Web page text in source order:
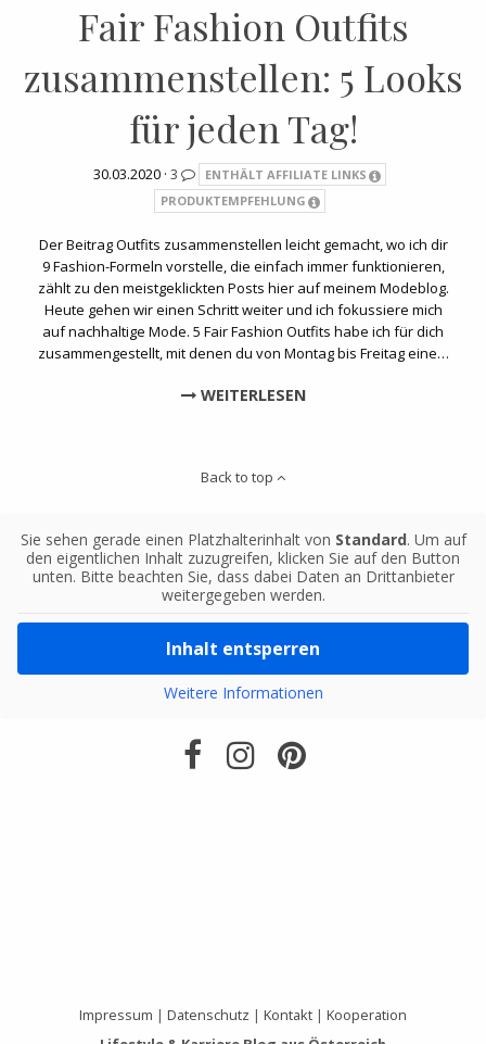
Fair Fashion Outfits
zusammenstellen: 5 Looks
für jeden Tag!
30.03.2020 · 3
ENTHÄLT AFFILIATE LINKS
PRODUKTEMPFEHLUNG
Der Beitrag Outfits zusammenstellen leicht gemacht, wo ich dir
9 Fashion-Formeln vorstelle, die einfach immer funktionieren,
zählt zu den meistgeklickten Posts hier auf meinem Modeblog.
Heute gehen wir einen Schritt weiter und ich fokussiere mich
auf nachhaltige Mode. 5 Fair Fashion Outfits habe ich für dich
zusammengestellt, mit denen du von Montag bis Freitag eine…
WEITERLESEN
Back to top
Sie sehen gerade einen Platzhalterinhalt von Standard. Um auf
den eigentlichen Inhalt zuzugreifen, klicken Sie auf den Button
unten. Bitte beachten Sie, dass dabei Daten an Drittanbieter
weitergegeben werden.
Inhalt entsperren
Weitere Informationen
Impressum | Datenschutz | Kontakt | Kooperation